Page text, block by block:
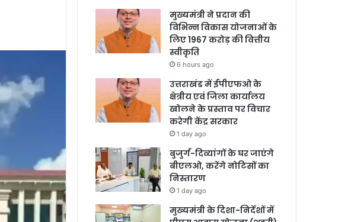
मुख्यमंत्री ने प्रदान की
विभिन्न विकास योजनाओं के
लिए 1967 करोड़ की वित्तीय
स्वीकृति
6 hours ago
उत्तराखंड में ईपीएफओ के
क्षेत्रीय एवं जिला कार्यालय
खोलने के प्रस्ताव पर विचार
करेगी केंद्र सरकार
1 day ago
बुजुर्ग-दिव्यांगों के घर जाएंगे
बीएलओ, करेंगे नोटिसों का
निस्तारण
1 day ago
मुख्यमंत्री के दिशा-निर्देशों में